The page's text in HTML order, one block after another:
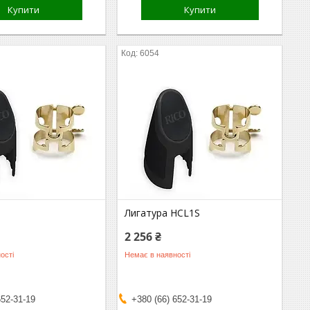
Купити Купити
31-19
6054
Лигатура HCL1S
2 256 ₴
Немає в наявності
+380 (66) 652-31-19